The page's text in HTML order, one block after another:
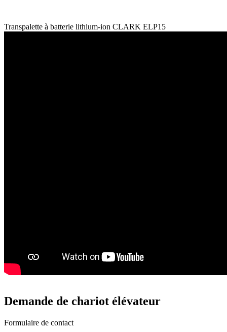
Transpalette à batterie lithium-ion CLARK ELP15
Demande de chariot élévateur
Formulaire de contact